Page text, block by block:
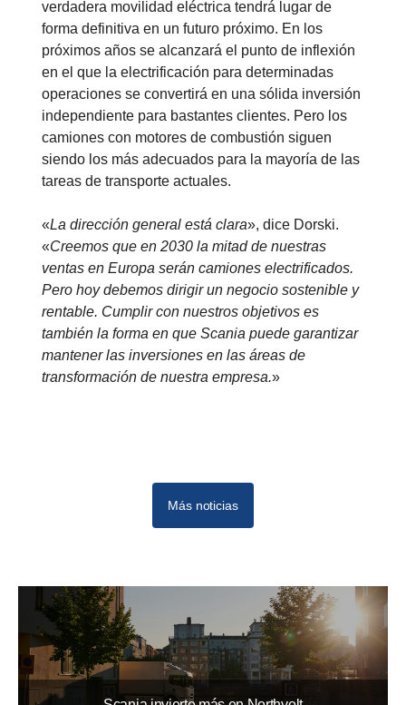
verdadera movilidad eléctrica tendrá lugar de
forma definitiva en un futuro próximo. En los
próximos años se alcanzará el punto de inflexión
en el que la electrificación para determinadas
operaciones se convertirá en una sólida inversión
independiente para bastantes clientes. Pero los
camiones con motores de combustión siguen
siendo los más adecuados para la mayoría de las
tareas de transporte actuales.
«La dirección general está clara», dice Dorski.
«Creemos que en 2030 la mitad de nuestras
ventas en Europa serán camiones electrificados.
Pero hoy debemos dirigir un negocio sostenible y
rentable. Cumplir con nuestros objetivos es
también la forma en que Scania puede garantizar
mantener las inversiones en las áreas de
transformación de nuestra empresa.»
Más noticias